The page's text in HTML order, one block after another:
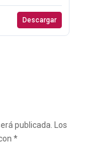
Descargar
publicada.
Los
*